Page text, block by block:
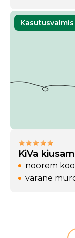
Kasutusvalmis
KiVa
noorem
varane